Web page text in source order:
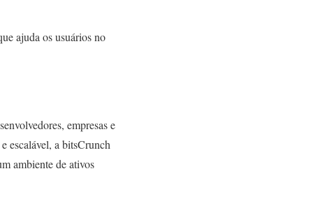
ajuda os usuários no
empresas e
escalável, a bitsCrunch
ambiente de ativos